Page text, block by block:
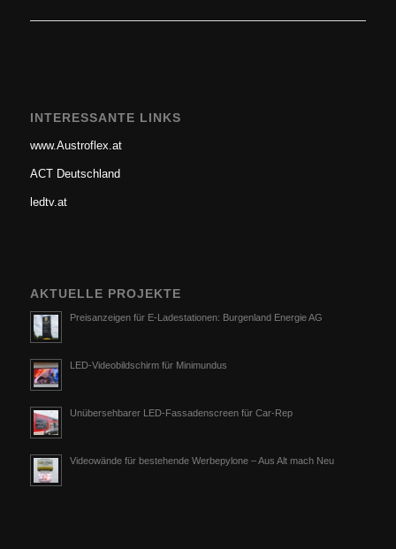
INTERESSANTE LINKS
www.Austroflex.at
ACT Deutschland
ledtv.at
AKTUELLE PROJEKTE
Preisanzeigen für E-Ladestationen: Burgenland Energie AG
LED-Videobildschirm für Minimundus
Unübersehbarer LED-Fassadenscreen für Car-Rep
Videowände für bestehende Werbepylone – Aus Alt mach Neu